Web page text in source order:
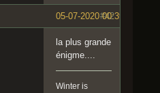
#42
05-07-2020 00:39:05
la plus grande
énigme....
Winter is